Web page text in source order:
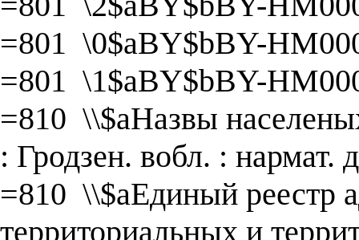
=801 \0$aBY$bBY-
=801 \1$aBY$bBY-
=810 \\$aНазвы
: Гродзен. вобл. : нармат.
=810 \\$aЕдиный реестр
территориальных и